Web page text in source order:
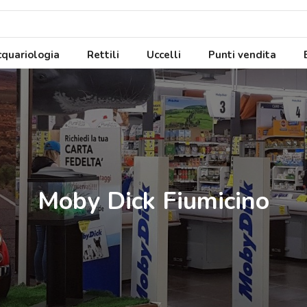
Rettili Uccelli Punti vendita
Moby Dick Fiumicino